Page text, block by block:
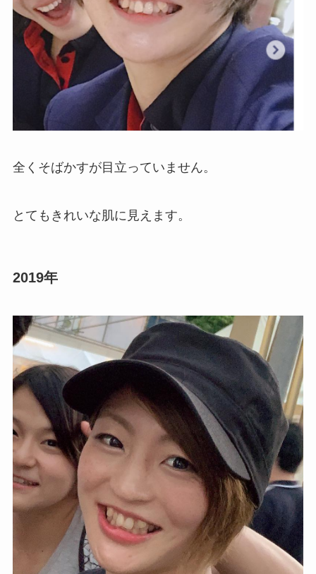
全くそばかすが目立っていません。
とてもきれいな肌に見えます。
2019年